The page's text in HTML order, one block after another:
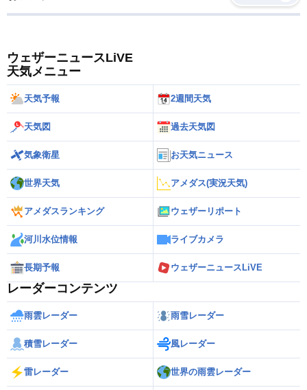
ウェザーニュースLiVE
天気メニュー
天気予報 2週間天気
天気図 過去天気図
気象衛星 お天気ニュース
世界天気 アメダス(実況天気)
アメダスランキング ウェザーリポート
河川水位情報 ライブカメラ
長期予報 ウェザーニュースLiVE
レーダーコンテンツ
雨雲レーダー 雨雪レーダー
積雪レーダー 風レーダー
雷レーダー 世界の雨雲レーダー